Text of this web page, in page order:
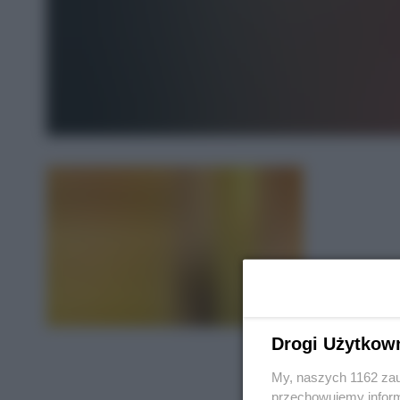
Drogi
My, naszych 1162
przechowujemy